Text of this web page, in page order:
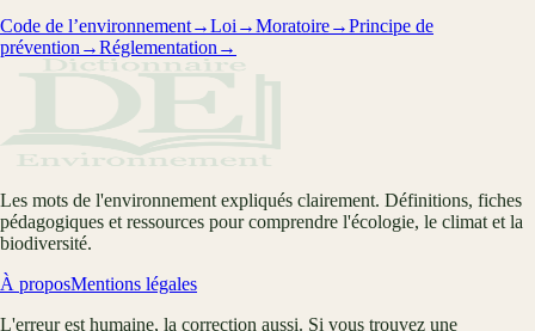
Code de l’environnement→Loi →Moratoire→Principe de
prévention →Réglementation →
Les mots de l'environnement expliqués clairement. Définitions, fiches
pédagogiques et ressources pour comprendre l'écologie, le climat et la
biodiversité.
À proposMentions légales
L'erreur est humaine, la correction aussi. Si vous trouvez une